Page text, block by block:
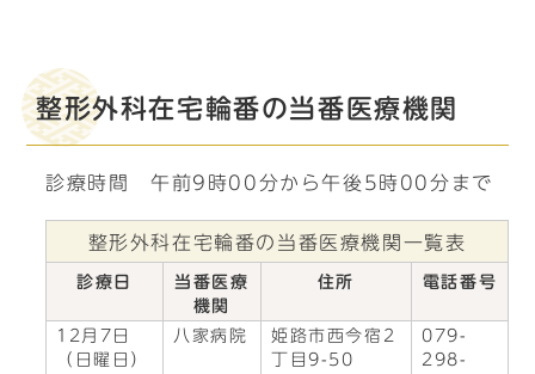
整形外科在宅輪番の当番医療機関
診療時間 午前9時00分から午後5時00分まで
整形外科在宅輪番の当番医療機関一覧表
診療日
当番医療
機関
住所 電話番号
12月7日
（日曜日）
八家病院
姫路市西今宿2
丁目9-50
079-
298-